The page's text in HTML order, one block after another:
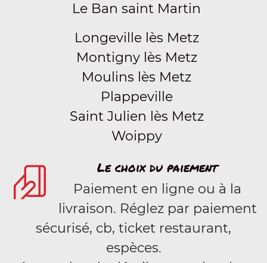
Le Ban saint Martin
Longeville lès Metz
Montigny lès Metz
Moulins lès Metz
Plappeville
Saint Julien lès Metz
Woippy
Le choix du paiement
Paiement en ligne ou à la
livraison. Réglez par paiement
sécurisé, cb, ticket restaurant,
espèces.